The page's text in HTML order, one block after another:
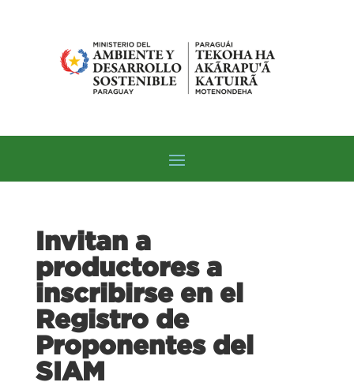
Invitan a
productores a
inscribirse en el
Registro de
Proponentes del
SIAM